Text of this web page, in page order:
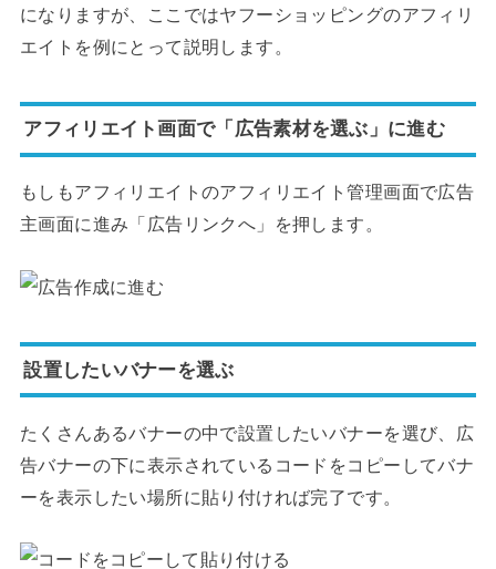
になりますが、ここではヤフーショッピングのアフィリ
エイトを例にとって説明します。
アフィリエイト画面で「広告素材を選ぶ」に進む
もしもアフィリエイトのアフィリエイト管理画面で広告
主画面に進み「広告リンクへ」を押します。
設置したいバナーを選ぶ
たくさんあるバナーの中で設置したいバナーを選び、広
告バナーの下に表示されているコードをコピーしてバナ
ーを表示したい場所に貼り付ければ完了です。